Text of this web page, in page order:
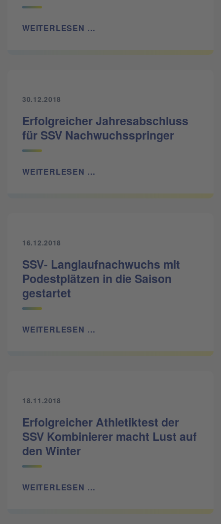
WEITERLESEN …
30.12.2018
Erfolgreicher Jahresabschluss
für SSV Nachwuchsspringer
WEITERLESEN …
16.12.2018
SSV- Langlaufnachwuchs mit
Podestplätzen in die Saison
gestartet
WEITERLESEN …
18.11.2018
Erfolgreicher Athletiktest der
SSV Kombinierer macht Lust auf
den Winter
WEITERLESEN …